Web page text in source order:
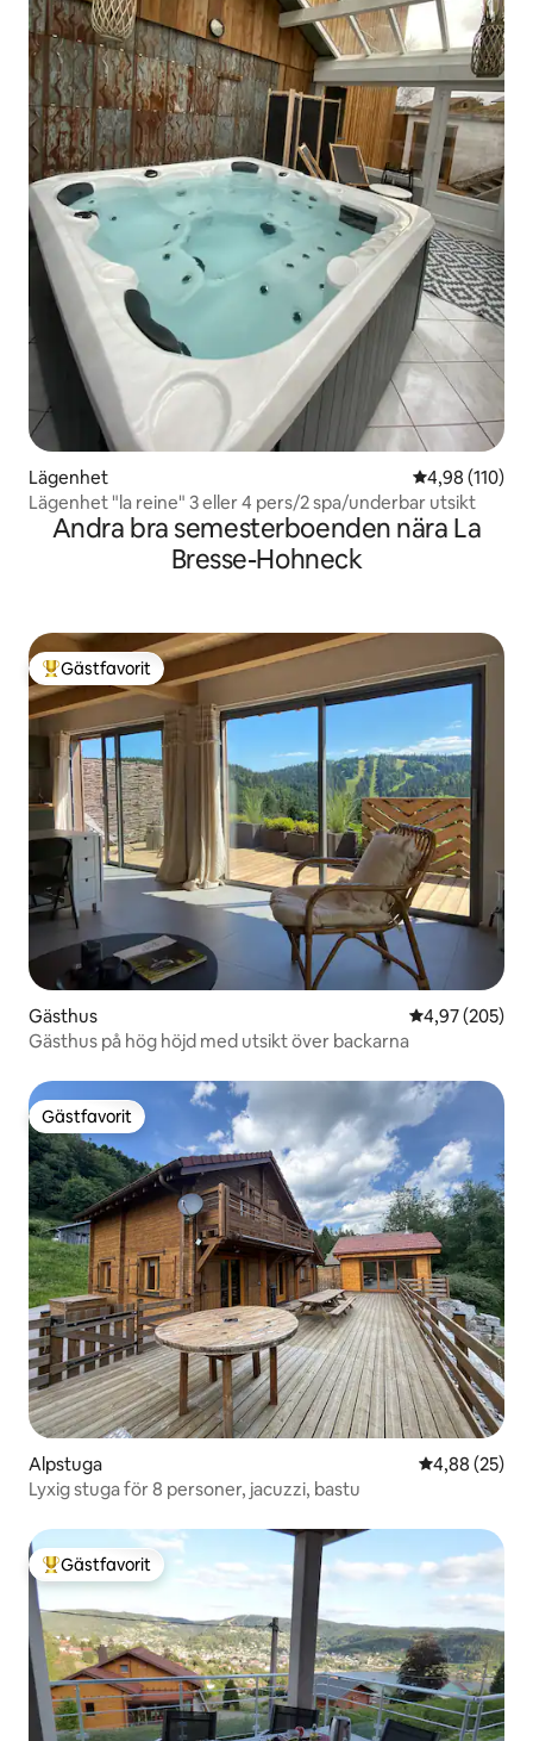
Lägenhet 4,98 av 5 i
4,98 (110)
Lägenhet "la reine" 3 eller 4 pers/2 spa/underbar utsikt
Andra bra semesterboenden nära La
Bresse-Hohneck
Populär gästfavorit
Gästfavorit
Gästhus 4,97 av 5 i
4,97 (205)
Gästhus på hög höjd med utsikt över backarna
Gästfavorit
Gästfavorit
Alpstuga 4,88 av 5 i
4,88 (25)
Lyxig stuga för 8 personer, jacuzzi, bastu
Populär gästfavorit
Gästfavorit